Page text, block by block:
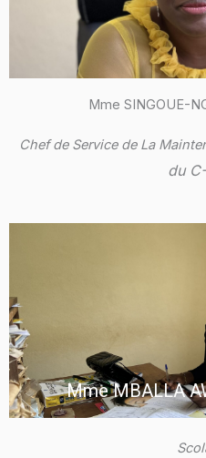
Mme SINGOUE-
Chef de Service de La
du
Mme MBALLA